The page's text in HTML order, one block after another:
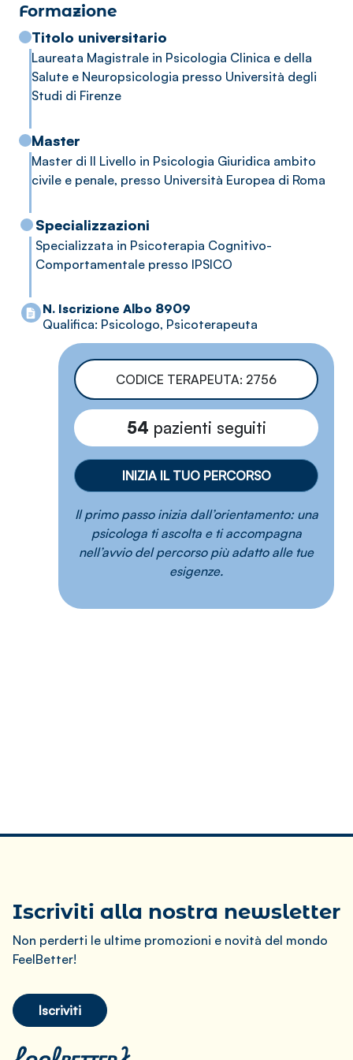
Socia Aderente C.B.T. (Società Italiana di
Psicoterapia Cognitivo e Comportamentale) e EMDR
Italia.
Lavoro sul territorio del Mugello e online, offrendo
creando uno spazio sicuro e personale in cui sentirsi
accolti e compresi.
Insieme costruiremo percorsi individualizzati per
per poter stare meglio oppure spazi di crescita
personale.
Il mio metodo di lavoro prevede una collaborazione
attiva con la persona che usufruisce dello spazio di
terapia. Ritengo fondamentale ed imprescindibile la
profonda attenzione ai bisogni della persona, la
tutela della privacy, il rispetto dell'etica
professionale e l'aggiornamento continuo.
Il mio approccio prevede di individuare e valorizzare
insieme al paziente le sue risorse interne in modo da
aiutarlo a trovare un equilibrio che sia funzionale per
la sua vita. Il processo terapeutico viene costruito
insieme, nel rispetto dei suoi tempi e dei suoi bisogni.
Formazione
Titolo universitario
Laureata Magistrale in Psicologia Clinica e della
Salute e Neuropsicologia presso Università degli
Studi di Firenze
Master
Master di II Livello in Psicologia Giuridica ambito
civile e penale, presso Università Europea di Roma
Specializzazioni
Specializzata in Psicoterapia Cognitivo-
Comportamentale presso IPSICO
N. Iscrizione Albo 8909
Qualifica: Psicologo, Psicoterapeuta
CODICE TERAPEUTA: 2756
54 pazienti seguiti
INIZIA IL TUO PERCORSO
Il primo passo inizia dall’orientamento: una
psicologa ti ascolta e ti accompagna
nell’avvio del percorso più adatto alle tue
esigenze.
Iscriviti alla nostra newsletter
Non perderti le ultime promozioni e novità del mondo
FeelBetter!
Iscriviti